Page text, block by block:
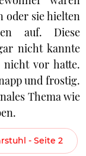
oder sie hielten
auf. Diese
nicht kannte
vor hatte.
und frostig.
Thema wie
- Seite 2